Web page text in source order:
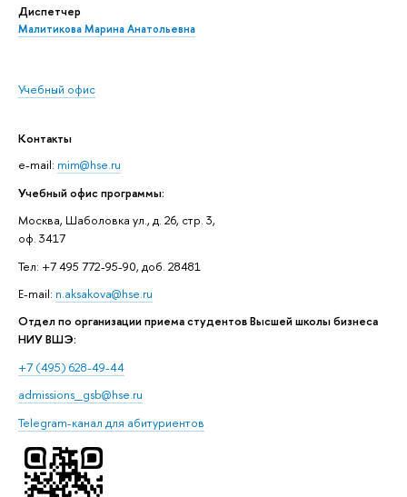
Диспетчер
Малитикова Марина Анатольевна
Учебный офис
Контакты
e-mail: mim@hse.ru
Учебный офис программы:
Москва, Шаболовка ул., д. 26, стр. 3,
оф. 3417
Тел: +7 495 772-95-90, доб. 28481
E-mail: n.aksakova@hse.ru
Отдел по организации приема студентов Высшей школы бизнеса
НИУ ВШЭ:
+7 (495) 628-49-44
admissions_gsb@hse.ru
Telegram-канал для абитуриентов